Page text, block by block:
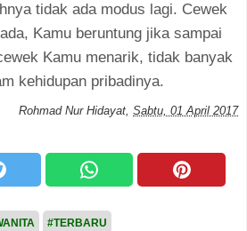
tidak ada modus lagi. Cewek
Kamu beruntung jika sampai
Kamu menarik, tidak banyak
kehidupan pribadinya.
Rohmad Nur Hidayat, Sabtu, 01 April 2017
#TERBARU